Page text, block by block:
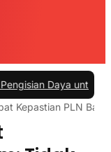
untuk Mobil Listrik
Kepastian PLN